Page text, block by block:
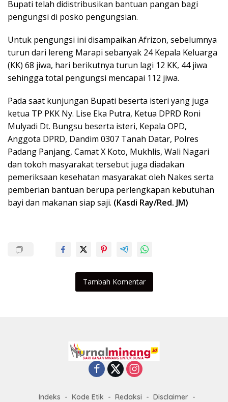
Bupati telah didistribusikan bantuan pangan bagi
pengungsi di posko pengungsian.
Untuk pengungsi ini disampaikan Afrizon, sebelumnya
turun dari lereng Marapi sebanyak 24 Kepala Keluarga
(KK) 68 jiwa, hari berikutnya turun lagi 12 KK, 44 jiwa
sehingga total pengungsi mencapai 112 jiwa.
Pada saat kunjungan Bupati beserta isteri yang juga
ketua TP PKK Ny. Lise Eka Putra, Ketua DPRD Roni
Mulyadi Dt. Bungsu beserta isteri, Kepala OPD,
Anggota DPRD, Dandim 0307 Tanah Datar, Polres
Padang Panjang, Camat X Koto, Mukhlis, Wali Nagari
dan tokoh masyarakat tersebut juga diadakan
pemeriksaan kesehatan masyarakat oleh Nakes serta
pemberian bantuan berupa perlengkapan kebutuhan
bayi dan makanan siap saji. (Kasdi Ray/Red. JM)
Tambah Komentar
Indeks Kode Etik Redaksi Disclaimer